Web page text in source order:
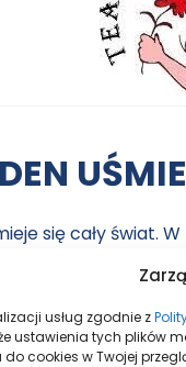
usług zgodnie z
ustawienia tych plików
cookies w Twojej
się cały świat.
z poznańskich